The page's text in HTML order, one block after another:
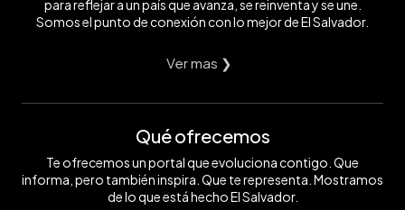
para reflejar a un país que avanza, se reinventa y se une.
Somos el punto de conexión con lo mejor de El Salvador.
Ver mas ❯
Qué ofrecemos
Te ofrecemos un portal que evoluciona contigo. Que
informa, pero también inspira. Que te representa. Mostramos
de lo que está hecho El Salvador.